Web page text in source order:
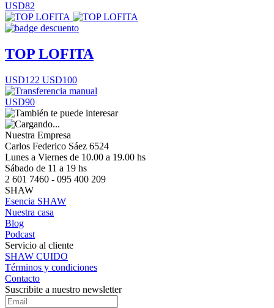
USD82
TOP LOFITA
USD122 USD100
USD90
Nuestra Empresa
Carlos Federico Sáez 6524
Lunes a Viernes de 10.00 a 19.00 hs
Sábado de 11 a 19 hs
2 601 7460 - 095 400 209
SHAW
Esencia SHAW
Nuestra casa
Blog
Podcast
Servicio al cliente
SHAW CUIDO
Términos y condiciones
Contacto
Suscribite a nuestro newsletter